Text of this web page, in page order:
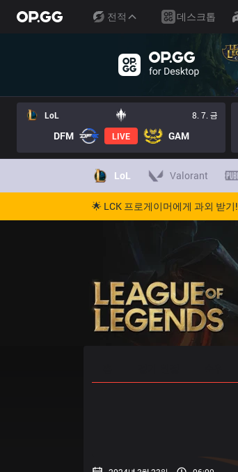
전적 데스크톱
LoL 8. 7. 금
DFM LIVE GAM
LoL Valorant
🌟 LCK 프로게이머에게 과외 받기!